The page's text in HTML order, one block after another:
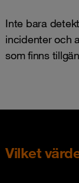
Inte bara
incidenter och
som finns
Vilket